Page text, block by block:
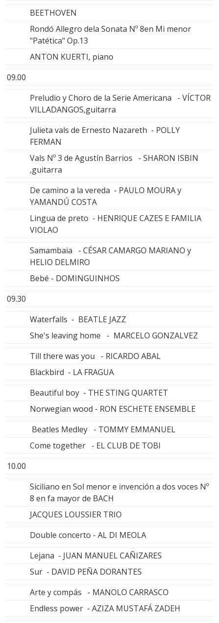
BEETHOVEN
Rondó Allegro dela Sonata Nº 8en Mi menor
"Patética" Op.13
ANTON KUERTI, piano
09.00
Preludio y Choro de la Serie Americana - VÍCTOR
VILLADANGOS,guitarra
Julieta vals de Ernesto Nazareth - POLLY
FERMAN
Vals Nº 3 de Agustín Barrios - SHARON ISBIN
,guitarra
De camino a la vereda - PAULO MOURA y
YAMANDÚ COSTA
Lingua de preto - HENRIQUE CAZES E FAMILIA
VIOLAO
Samambaia - CÉSAR CAMARGO MARIANO y
HELIO DELMIRO
Bebé - DOMINGUINHOS
09.30
Waterfalls - BEATLE JAZZ
She's leaving home - MARCELO GONZALVEZ
Till there was you - RICARDO ABAL
Blackbird - LA FRAGUA
Beautiful boy - THE STING QUARTET
Norwegian wood - RON ESCHETE ENSEMBLE
Beatles Medley - TOMMY EMMANUEL
Come together - EL CLUB DE TOBI
10.00
Siciliano en Sol menor e invención a dos voces Nº
8 en fa mayor de BACH
JACQUES LOUSSIER TRIO
Double concerto - AL DI MEOLA
Lejana - JUAN MANUEL CAÑIZARES
Sur - DAVID PEÑA DORANTES
Arte y compás - MANOLO CARRASCO
Endless power - AZIZA MUSTAFÁ ZADEH